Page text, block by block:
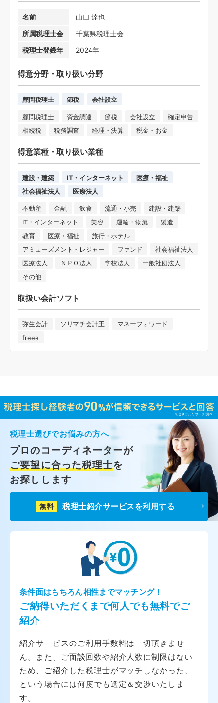
名前
山口 達也
所属税理士会
千葉県税理士会
税理士登録年
2024年
得意分野・取り扱い分野
顧問税理士 節税 会社設立
顧問税理士 資金調達 節税 会社設立
確定申告
相続税
税務調査 経理・決算 税金・お金
得意業種・取り扱い業種
建設・建築 IT・インターネット
医療・福祉
社会福祉法人
医療法人
不動産 金融 飲食 流通・小売
建設・建築
IT・インターネット
美容 運輸・物流
製造
教育
医療・福祉
旅行・ホテル
アミューズメント・レジャー
ファンド
社会福祉法人
医療法人
ＮＰＯ法人 学校法人
一般社団法人
その他
取扱い会計ソフト
弥生会計 ソリマチ会計王
マネーフォワード
freee
税理士選びでお悩みの方へ
プロのコーディネーターが
ご要望に合った税理士を
お探しします
無料 税理士紹介サービスを利用する
条件面はもちろん相性までマッチング！
ご納得いただくまで何人でも無料でご
紹介
紹介サービスのご利用手数料は一切頂きませ
ん。また、ご面談回数や紹介人数に制限はない
ため、ご紹介した税理士がマッチしなかった、
という場合には何度でも選定＆交渉いたしま
す。